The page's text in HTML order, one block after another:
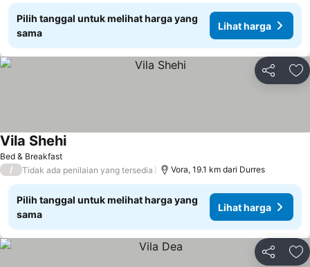
Pilih tanggal untuk melihat harga yang
sama
Lihat harga
Bagikan
Bed & Breakfast
Vila ShehiLihat harga
/ Tidak ada penilaian yang tersedia Vora, 19.1 km dari Durres
Pilih tanggal untuk melihat harga yang
sama
Lihat harga
Bagikan